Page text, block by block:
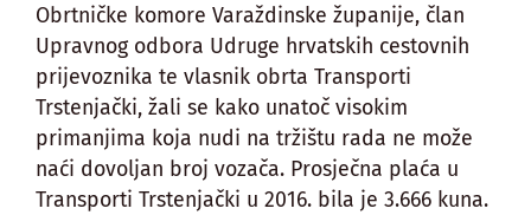
Obrtničke komore Varaždinske županije, član
Upravnog odbora Udruge hrvatskih cestovnih
prijevoznika te vlasnik obrta Transporti
Trstenjački, žali se kako unatoč visokim
primanjima koja nudi na tržištu rada ne može
naći dovoljan broj vozača. Prosječna plaća u
Transporti Trstenjački u 2016. bila je 3.666 kuna.